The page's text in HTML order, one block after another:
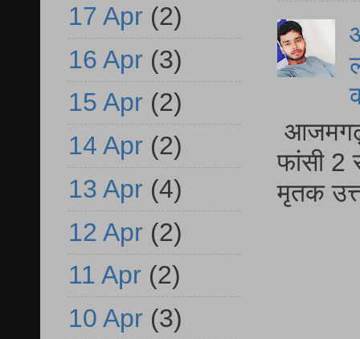
आजमगढ़
फांसी 2
मृतक
17 Apr (2)
16 Apr (3)
15 Apr (2)
14 Apr (2)
13 Apr (4)
12 Apr (2)
11 Apr (2)
10 Apr (3)